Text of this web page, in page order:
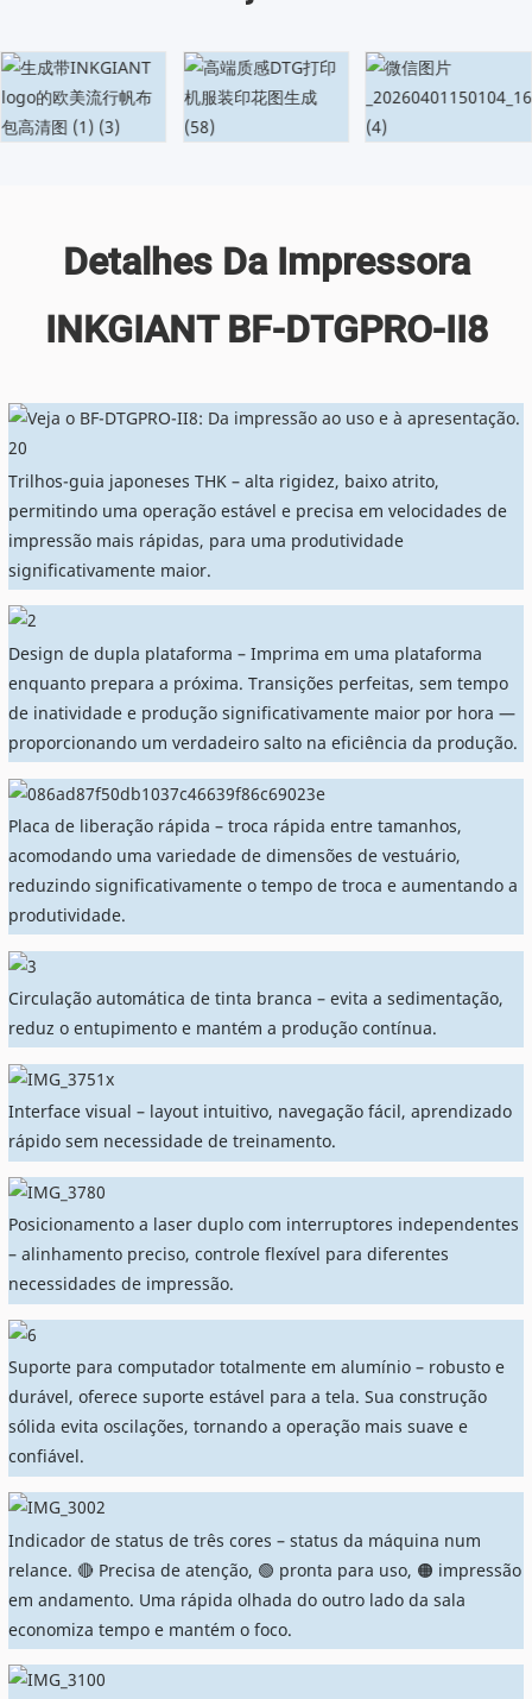
Detalhes Da Impressora
INKGIANT BF-DTGPRO-II8
Trilhos-guia japoneses THK – alta rigidez, baixo atrito,
permitindo uma operação estável e precisa em velocidades de
impressão mais rápidas, para uma produtividade
significativamente maior.
Design de dupla plataforma – Imprima em uma plataforma
enquanto prepara a próxima. Transições perfeitas, sem tempo
de inatividade e produção significativamente maior por hora —
proporcionando um verdadeiro salto na eficiência da produção.
Placa de liberação rápida – troca rápida entre tamanhos,
acomodando uma variedade de dimensões de vestuário,
reduzindo significativamente o tempo de troca e aumentando a
produtividade.
Circulação automática de tinta branca – evita a sedimentação,
reduz o entupimento e mantém a produção contínua.
Interface visual – layout intuitivo, navegação fácil, aprendizado
rápido sem necessidade de treinamento.
Posicionamento a laser duplo com interruptores independentes
– alinhamento preciso, controle flexível para diferentes
necessidades de impressão.
Suporte para computador totalmente em alumínio – robusto e
durável, oferece suporte estável para a tela. Sua construção
sólida evita oscilações, tornando a operação mais suave e
confiável.
Indicador de status de três cores – status da máquina num
relance. 🔴 Precisa de atenção, 🟢 pronta para uso, 🟠 impressão
em andamento. Uma rápida olhada do outro lado da sala
economiza tempo e mantém o foco.